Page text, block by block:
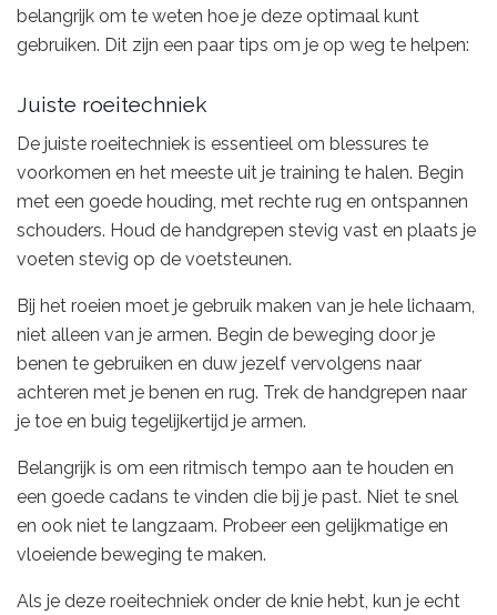
belangrijk om te weten hoe je deze optimaal kunt
gebruiken. Dit zijn een paar tips om je op weg te helpen:
Juiste roeitechniek
De juiste roeitechniek is essentieel om blessures te
voorkomen en het meeste uit je training te halen. Begin
met een goede houding, met rechte rug en ontspannen
schouders. Houd de handgrepen stevig vast en plaats je
voeten stevig op de voetsteunen.
Bij het roeien moet je gebruik maken van je hele lichaam,
niet alleen van je armen. Begin de beweging door je
benen te gebruiken en duw jezelf vervolgens naar
achteren met je benen en rug. Trek de handgrepen naar
je toe en buig tegelijkertijd je armen.
Belangrijk is om een ritmisch tempo aan te houden en
een goede cadans te vinden die bij je past. Niet te snel
en ook niet te langzaam. Probeer een gelijkmatige en
vloeiende beweging te maken.
Als je deze roeitechniek onder de knie hebt, kun je echt